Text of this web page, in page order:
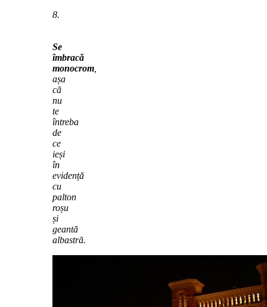
8.
Se
îmbracă
monocrom
așa
că
nu
te
întreba
de
ce
ieși
în
evidență
cu
palton
roșu
și
geantă
albastră.